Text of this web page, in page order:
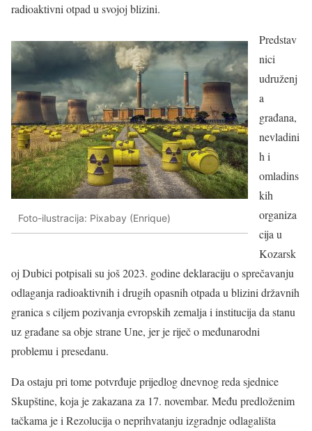
radioaktivni otpad u svojoj blizini.
Foto-ilustracija: Pixabay (Enrique)
Predstav
nici
udruženj
a
građana,
nevladini
h i
omladins
kih
organiza
cija u
Kozarsk
oj Dubici potpisali su još 2023. godine deklaraciju o sprečavanju
odlaganja radioaktivnih i drugih opasnih otpada u blizini državnih
granica s ciljem pozivanja evropskih zemalja i institucija da stanu
uz građane sa obje strane Une, jer je riječ o međunarodni
problemu i presedanu.
Da ostaju pri tome potvrđuje prijedlog dnevnog reda sjednice
Skupštine, koja je zakazana za 17. novembar. Među predloženim
tačkama je i Rezolucija o neprihvatanju izgradnje odlagališta